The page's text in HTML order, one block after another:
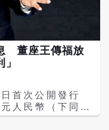
最成熟低軌衛星
自己的競爭方
生產基地，預估
顆衛星，產能較
大規模衛星部
重要指標。 美
國打造「太空
報告指出，
ban on
Ministry
said on
continue
and
legitimate
— China
29, 2026 中
29日）例行記者
「前車有人、後
效兼顧安全性與
陸干線物流實現
構無人自動駕駛
試與營運里程，
運資格，服務涵
卡爾動力提供最
能交通先導應
董座王傳福放
首次公開發行
人民幣（下同）
迪董事會秘書